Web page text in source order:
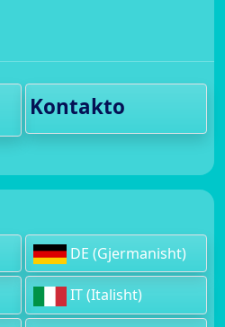
Kontakto
DE (Gjermanisht)
IT (Italisht)